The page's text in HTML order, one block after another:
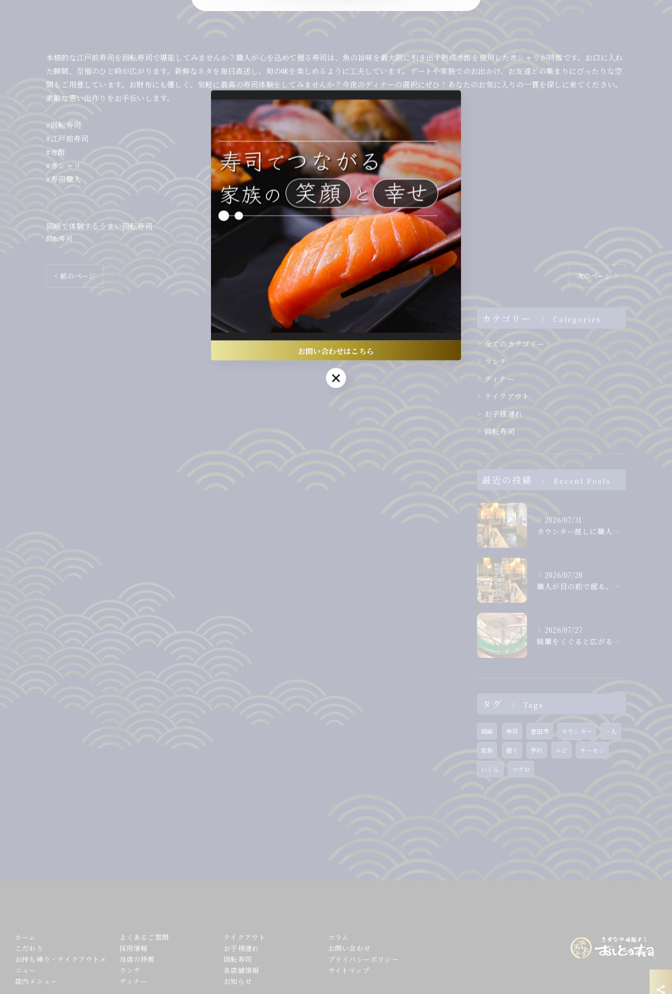
本格的な江戸前寿司を回転寿司で堪能してみませんか？職人が心を込めて握る寿司は、魚の旨味を最大限に引き出す熟成赤酢を使用した赤シャリが特徴です。お口に入れ
た瞬間、至福のひと時が広がります。新鮮なネタを毎日直送し、旬の味を楽しめるように工夫しています。デートや家族でのお出かけ、お友達との集まりにぴったりな空
間もご用意しています。お財布にも優しく、気軽に最高の寿司体験をしてみませんか？今夜のディナーの選択にぜひ！あなたのお気に入りの一貫を探しに来てください。
素敵な思い出作りをお手伝いします。
#回転寿司
#江戸前寿司
#赤酢
#赤シャリ
#寿司職人
岡崎で体験するうまい回転寿司
回転寿司
< 前のページ 一覧に戻る 次のページ >
カテゴリー Categories
全てのカテゴリー
ランチ
ディナー
テイクアウト
お子様連れ
回転寿司
最近の投稿 Recent Posts
2026/07/31
カウンター越しに職人から直接受け取る、出来たて、握りたてのお...
2026/07/28
職人が目の前で握る、息をのむほど美しいまぐろ。
2026/07/27
暖簾をくぐると広がる、落ち着いた和の空間。
タグ Tags
岡崎 寿司 豊田市 カウンター 一人
家族 握り 予約 エビ サーモン
いくら マグロ
ホーム
こだわり
お持ち帰り・テイクアウトメ
ニュー
店内メニュー
よくあるご質問
採用情報
当店の特徴
ランチ
ディナー
テイクアウト
お子様連れ
回転寿司
各店舗情報
お知らせ
コラム
お問い合わせ
プライバシーポリシー
サイトマップ
お問い合わせはこちら
お問い合わせはこちら